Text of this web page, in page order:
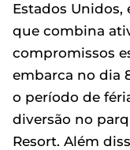
Estados
que combina
compromissos
embarca no dia
o período de
diversão no
Resort. Além